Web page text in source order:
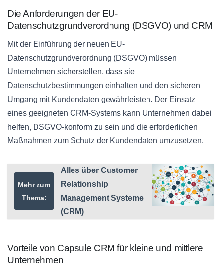
Die Anforderungen der EU-
Datenschutzgrundverordnung (DSGVO) und CRM
Mit der Einführung der neuen EU-
Datenschutzgrundverordnung (DSGVO) müssen
Unternehmen sicherstellen, dass sie
Datenschutzbestimmungen einhalten und den sicheren
Umgang mit Kundendaten gewährleisten. Der Einsatz
eines geeigneten CRM-Systems kann Unternehmen dabei
helfen, DSGVO-konform zu sein und die erforderlichen
Maßnahmen zum Schutz der Kundendaten umzusetzen.
Mehr zum
Thema:
Alles über Customer
Relationship
Management Systeme
(CRM)
Vorteile von Capsule CRM für kleine und mittlere
Unternehmen